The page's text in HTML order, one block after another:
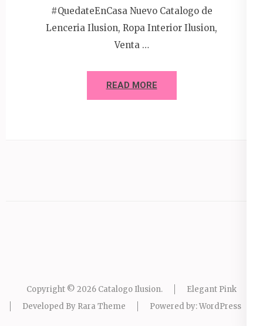
#QuedateEnCasa Nuevo Catalogo de
Lenceria Ilusion, Ropa Interior Ilusion,
Venta …
READ MORE
Copyright © 2026 Catalogo Ilusion.
Elegant Pink
Developed By Rara Theme Powered by:WordPress